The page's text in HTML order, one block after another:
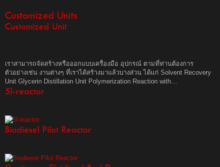
Customized Units
Customized Unit
เราสามารถจัดสร้างหรือออกแบบเครื่องมือ อุปกรณ์ ตามที่ท่านต้องการ
ตัวอย่างเช่น งานต่างๆ ที่เราได้สร้างมาแล้วบางส่วน ได้แก่ Solvent Recovery
Unit Glycerin Distillation Unit Polymerization Reaction with…
5l-reactor
Biodiesel Pilot Reactor